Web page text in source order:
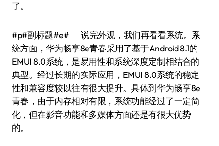
了。
#p#副标题#e# 说完外观，我们再看看系统。系
统方面，华为畅享8e青春采用了基于Android 8.1的
EMUI 8.0系统，是易用性和系统深度定制相结合的
典型。经过长期的实际应用，EMUI 8.0系统的稳定
性和兼容度较以往有很大提升。具体到华为畅享8e
青春，由于内存相对有限，系统功能经过了一定简
化，但在影音功能和多媒体方面还是有很大优势
的。